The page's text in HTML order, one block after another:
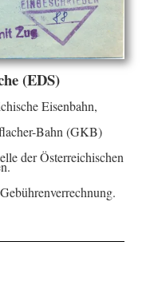
(EDS)
Eisenbahn,
Bahn (GKB)
der Österreichischen